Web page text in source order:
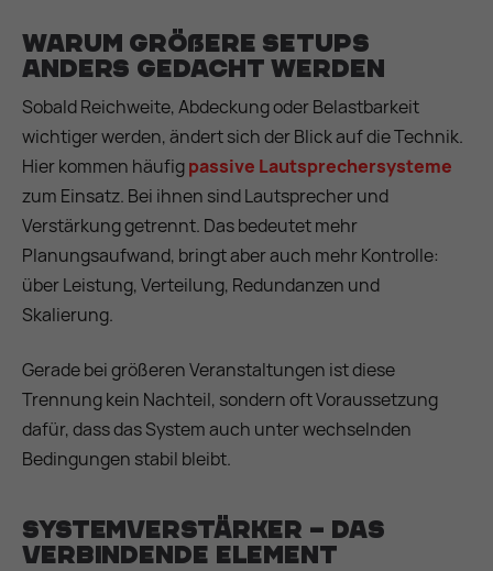
Warum größere Setups
anders gedacht werden
Sobald Reichweite, Abdeckung oder Belastbarkeit
wichtiger werden, ändert sich der Blick auf die Technik.
Hier kommen häufigpassive Lautsprechersysteme
zum Einsatz. Bei ihnen sind Lautsprecher und
Verstärkung getrennt. Das bedeutet mehr
Planungsaufwand, bringt aber auch mehr Kontrolle:
über Leistung, Verteilung, Redundanzen und
Skalierung.
Gerade bei größeren Veranstaltungen ist diese
Trennung kein Nachteil, sondern oft Voraussetzung
dafür, dass das System auch unter wechselnden
Bedingungen stabil bleibt.
Systemverstärker – das
verbindende Element